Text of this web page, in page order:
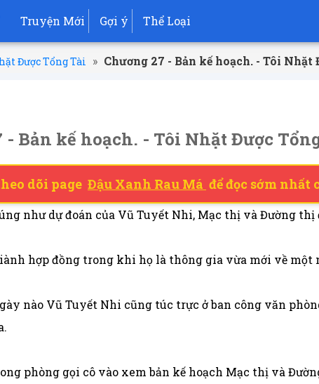
Truyện Mới Gợi ý Thể Loại
Được Tổng Tài » Chương 27 - Bản kế hoạch. - Tôi Nhặt
- Bản kế hoạch. - Tôi Nhặt Được
dõi page Đậu Xanh Rau Má để đọc sớm
như dự đoán của Vũ Tuyết Nhi, Mạc thị và Đường thị
hợp đồng trong khi họ là thông gia vừa mới về
nào Vũ Tuyết Nhi cũng túc trực ở ban công văn
phòng gọi cô vào xem bản kế hoạch Mạc thị và